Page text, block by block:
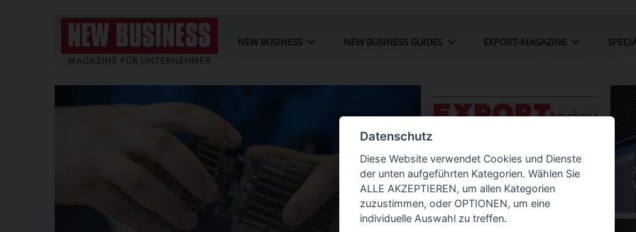
NEW BUSINESS NEW BUSINESS GUIDES EXPORT-MAGAZINE
Datenschutz
Diese Website verwendet Cookies und Dienste
der unten aufgeführten Kategorien. Wählen Sie
ALLE AKZEPTIEREN, um allen Kategorien
zuzustimmen, oder OPTIONEN, um eine
individuelle Auswahl zu treffen.